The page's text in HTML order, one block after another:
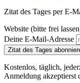
Zitat des Tages per E-
Website (bitte frei
Deine E-Mail-Adresse
Zitat des Tages
Kostenlos, täglich,
Anmeldung akzeptierst